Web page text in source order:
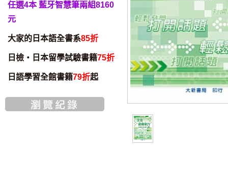
任選4本 藍牙智慧筆兩組8160
元
大家的日本語全書系85折
日檢・日本留學試驗書籍75折
日語學習全館書籍79折起